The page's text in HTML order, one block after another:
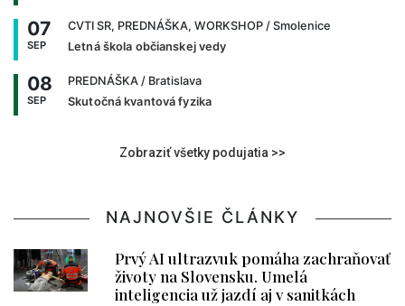
07
SEP
CVTI SR, PREDNÁŠKA, WORKSHOP / Smolenice
Letná škola občianskej vedy
08
SEP
PREDNÁŠKA / Bratislava
Skutočná kvantová fyzika
Zobraziť všetky podujatia >>
NAJNOVŠIE ČLÁNKY
Prvý AI ultrazvuk pomáha zachraňovať
životy na Slovensku. Umelá
inteligencia už jazdí aj v sanitkách